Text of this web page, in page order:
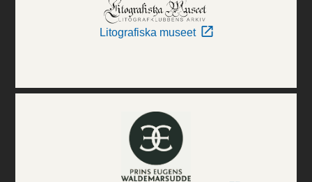
Litografiska museet